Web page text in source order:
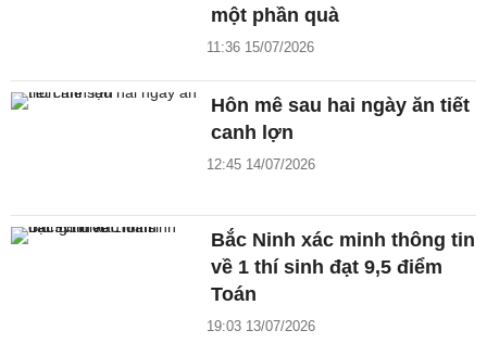
một phần quà
11:36 15/07/2026
Hôn mê sau hai ngày ăn tiết
canh lợn
12:45 14/07/2026
Bắc Ninh xác minh thông tin
về 1 thí sinh đạt 9,5 điểm
Toán
19:03 13/07/2026